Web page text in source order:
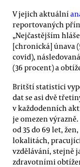
V jejich aktuální
reportovaných
„Nejčastějším
[chronická] únava
covid),
(36 procent) a
Britští statistici
dat se asi dvě
v každodenních
je omezen
od 35 do 69 let,
lokalitách,
vzdělávání, stejně
zdravotními